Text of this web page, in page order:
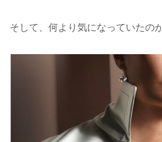
そして、何より気になっていたの